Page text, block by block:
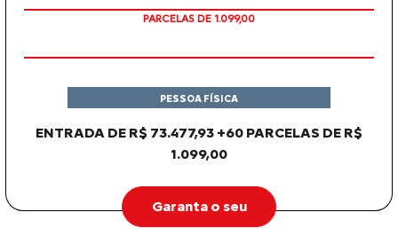
PARCELAS DE 1.099,00
ENTRADA DE R$ 73.477,93 +60 PARCELAS DE R$
1.099,00
PESSOA FÍSICA
Garanta o seu